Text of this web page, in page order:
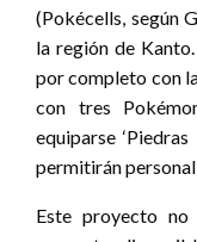
(Pokécells, según
la región de
por completo con
con tres
equiparse
permitirán
Este proyecto